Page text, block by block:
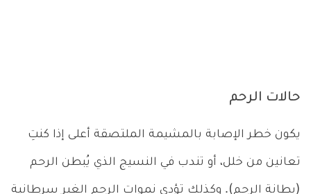
حالات الرحم
يكون خطر الإصابة بالمشيمة الملتصقة أعلى إذا كنتِ
تعانين من خلل، أو تندب في النسيج الذي يُبطن الرحم
(بطانة الرحم). وكذلك تؤدي نموات الرحم الغير سرطانية